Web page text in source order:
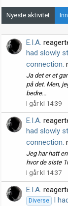
Nyeste aktivitet
E.I.A.
had slowly
connection.
Ja det er et
på det. Men,
bedre...
I går kl 14:39
E.I.A.
had slowly
connection.
Jeg har hatt
hvor de siste
I går kl 14:37
E.I.A.
Diverse
I